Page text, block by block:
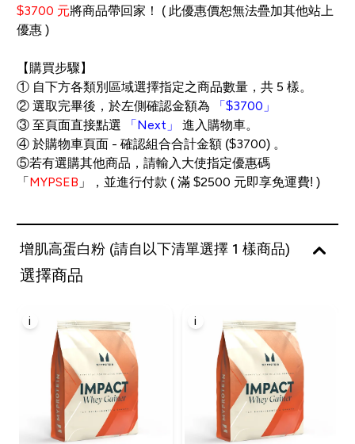
$3700 元將商品帶回家！ ( 此優惠價恕無法疊加其他站上
優惠 )
【購買步驟】
① 自下方各類別區域選擇指定之商品數量，共 5 樣。
② 選取完畢後，於左側確認金額為
「$3700」
③ 至頁面直接點選
「Next」
進入購物車。
④ 於購物車頁面 - 確認組合合計金額 ($3700) 。
⑤若有選購其他商品，請輸入大使指定優惠碼
「 MYPSEB 」，並進行付款 ( 滿 $2500 元即享免運費! )
增肌高蛋白粉 (請自以下清單選擇 1 樣商品)
選擇商品
i i